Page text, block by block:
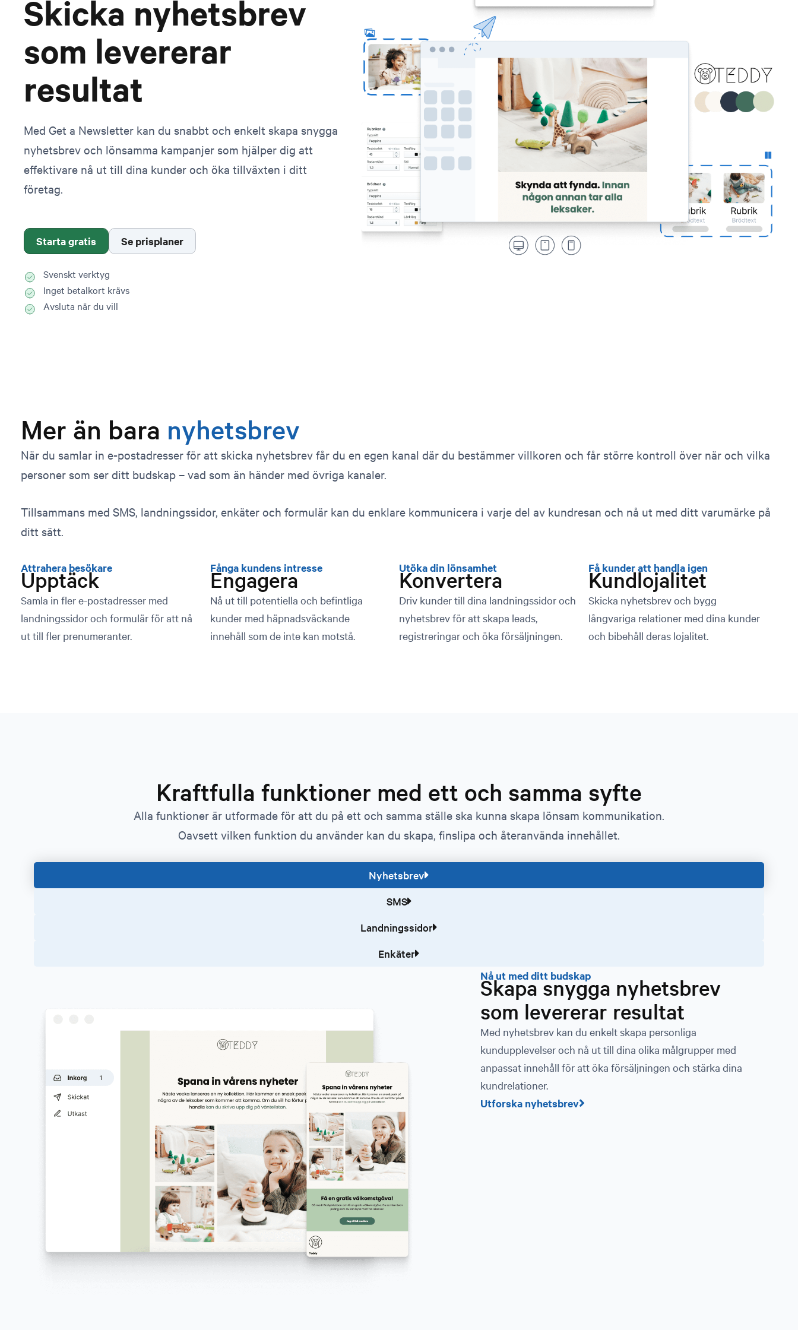
Skicka nyhetsbrev
som levererar
resultat
Med Get a Newsletter kan du snabbt och enkelt skapa snygga
nyhetsbrev och lönsamma kampanjer som hjälper dig att
effektivare nå ut till dina kunder och öka tillväxten i ditt
företag.
Starta gratis Se prisplaner
Svenskt verktyg
Inget betalkort krävs
Avsluta när du vill
Mer än bara nyhetsbrev
När du samlar in e-postadresser för att skicka nyhetsbrev får du en egen kanal där du bestämmer villkoren och får större kontroll över när och vilka
personer som ser ditt budskap – vad som än händer med övriga kanaler.
Tillsammans med SMS, landningssidor, enkäter och formulär kan du enklare kommunicera i varje del av kundresan och nå ut med ditt varumärke på
ditt sätt.
Attrahera besökare
Upptäck
Samla in fler e-postadresser med
landningssidor och formulär för att nå
ut till fler prenumeranter.
Fånga kundens intresse
Engagera
Nå ut till potentiella och befintliga
kunder med häpnadsväckande
innehåll som de inte kan motstå.
Utöka din lönsamhet
Konvertera
Driv kunder till dina landningssidor och
nyhetsbrev för att skapa leads,
registreringar och öka försäljningen.
Få kunder att handla igen
Kundlojalitet
Skicka nyhetsbrev och bygg
långvariga relationer med dina kunder
och bibehåll deras lojalitet.
Kraftfulla funktioner med ett och samma syfte
Alla funktioner är utformade för att du på ett och samma ställe ska kunna skapa lönsam kommunikation.
Oavsett vilken funktion du använder kan du skapa, finslipa och återanvända innehållet.
Nyhetsbrev
SMS
Landningssidor
Enkäter
Nå ut med ditt budskap
Skapa snygga nyhetsbrev
som levererar resultat
Med nyhetsbrev kan du enkelt skapa personliga
kundupplevelser och nå ut till dina olika målgrupper med
anpassat innehåll för att öka försäljningen och stärka dina
kundrelationer.
Utforska nyhetsbrev